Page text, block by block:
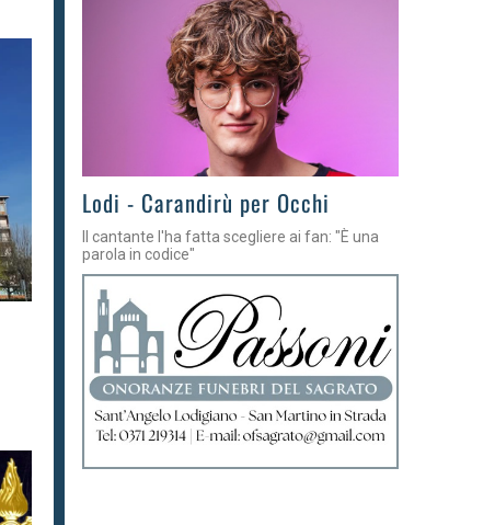
Lodi - Carandirù per Occhi
Il cantante l'ha fatta scegliere ai fan: "È una
parola in codice"